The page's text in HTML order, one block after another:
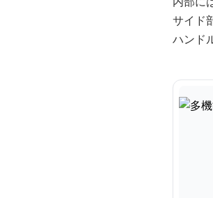
サイド
ハンド